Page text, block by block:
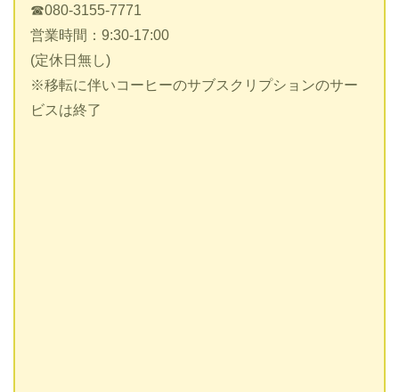
☎080-3155-7771
営業時間：9:30-17:00
(定休日無し)
※移転に伴いコーヒーのサブスクリプションのサー
ビスは終了